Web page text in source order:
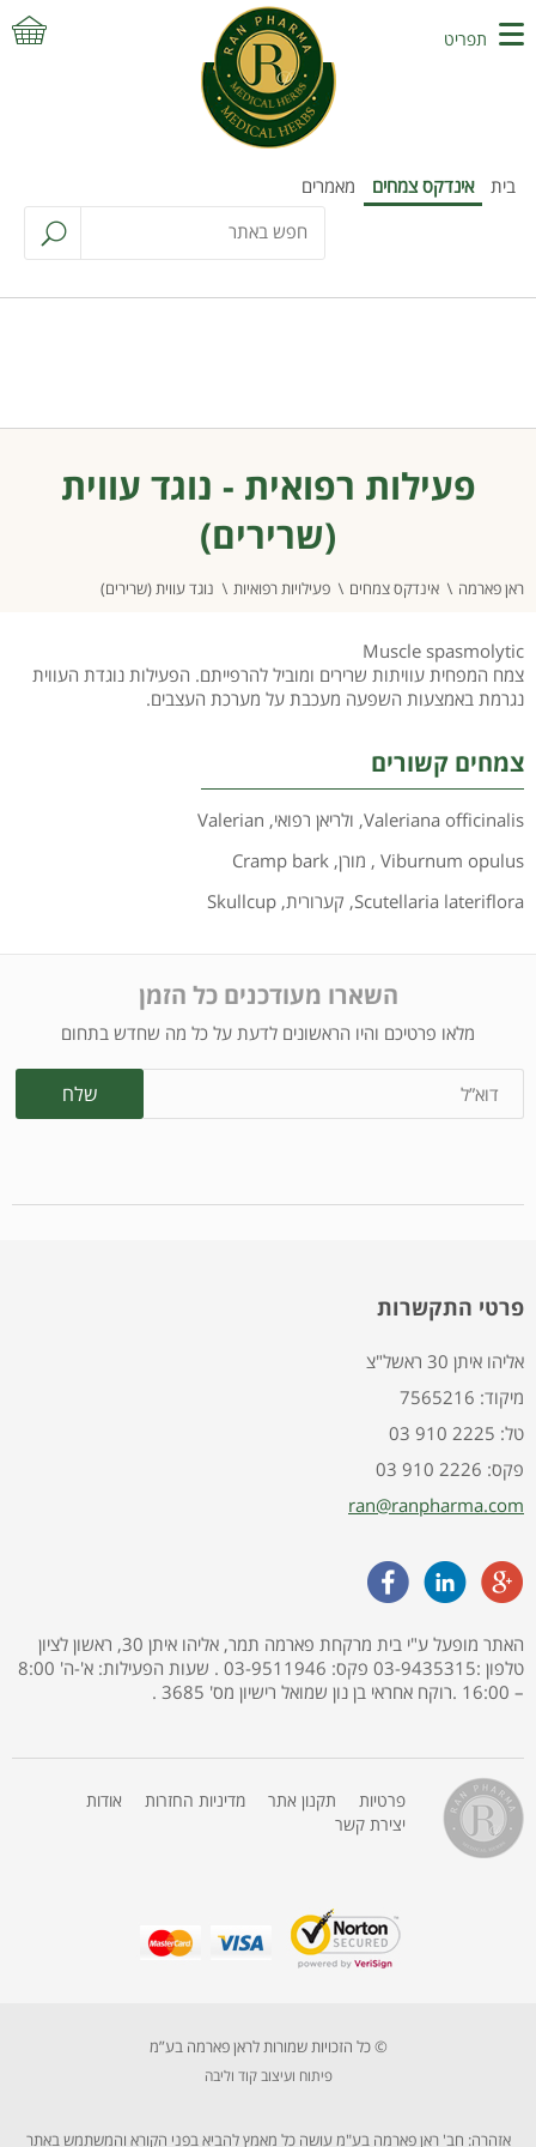
בית אינדקס צמחים מאמרים
תפריט
פעילות רפואית - נוגד עווית
(שרירים)
ראן פארמה אינדקס צמחים פעילויות רפואיות נוגד עווית (שרירים)
Muscle spasmolytic
צמח המפחית עוויתות שרירים ומוביל להרפייתם. הפעילות נוגדת העווית
נגרמת באמצעות השפעה מעכבת על מערכת העצבים.
צמחים קשורים
Valeriana officinalis
, ולריאן רפואי,
Valerian
Viburnum opulus
, מורן,
Cramp bark
Scutellaria lateriflora
, קערורית,
Skullcup
השארו מעודכנים כל הזמן
מלאו פרטיכם והיו הראשונים לדעת על כל מה שחדש בתחום
פרטי התקשרות
אליהו איתן 30 ראשל"צ
7565216 :מיקוד
03 910 2225 :טל
03 910 2226 :פקס
ran@ranpharma.com
האתר מופעל ע"י בית מרקחת פארמה תמר, אליהו איתן 30, ראשון לציון
טלפון :03-9435315 פקס: 03-9511946 . שעות הפעילות: א'-ה' 8:00
– 16:00 .רוקח אחראי בן נון שמואל רישיון מס' 3685 .
פרטיות תקנון אתר מדיניות החזרות
אודות
יצירת קשר
© כל הזכויות שמורות לראן פארמה בע”מ
פיתוח ועיצוב קוד וליבה
אזהרה: חב' ראן פארמה בע"מ עושה כל מאמץ להביא בפני הקורא והמשתמש באתר